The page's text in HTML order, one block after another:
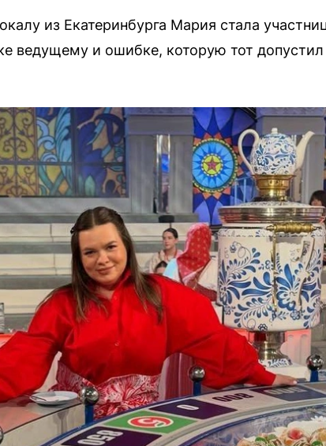
из Екатеринбурга Мария стала
ведущему и ошибке, которую тот